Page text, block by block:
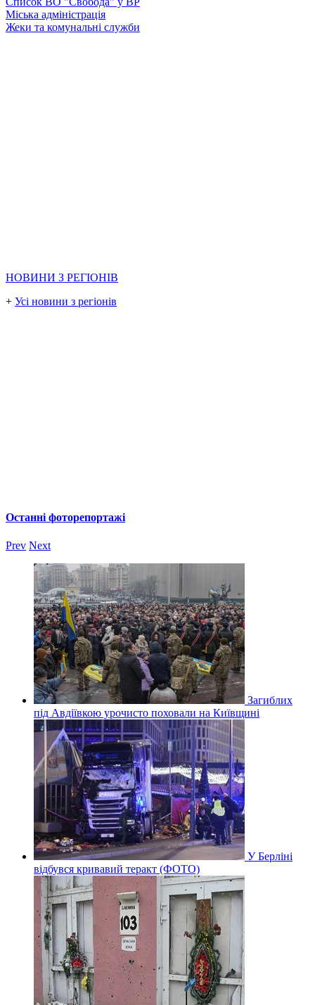
Міська адміністрація
Жеки та комунальні служби
НОВИНИ З РЕГІОНІВ
+ Усі новини з регіонів
Останні фоторепортажі
Prev Next
Загиблих
під Авдіївкою урочисто поховали на Київщині
У Берліні
відбувся кривавий теракт (ФОТО)